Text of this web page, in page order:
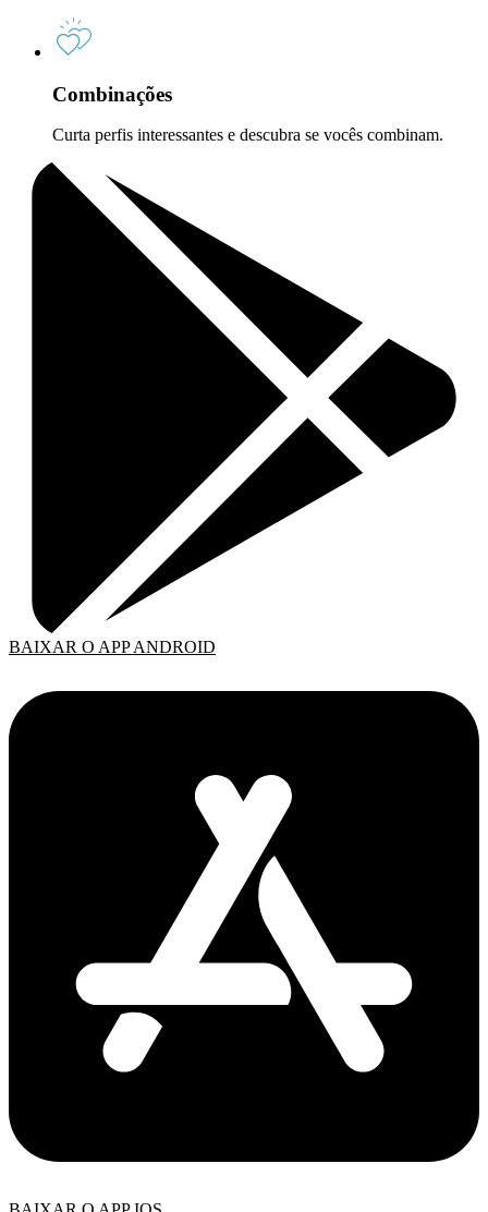
Combinações
Curta perfis interessantes e descubra se vocês combinam.
BAIXAR O APP ANDROID